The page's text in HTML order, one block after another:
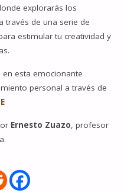
explorarás los
través de una serie de
estimular tu creatividad y
esta emocionante
personal a través de
Ernesto Zuazo , profesor